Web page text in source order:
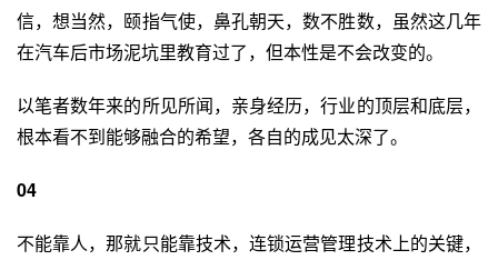
信，想当然，颐指气使，鼻孔朝天，数不胜数，虽然这几年
在汽车后市场泥坑里教育过了，但本性是不会改变的。
以笔者数年来的所见所闻，亲身经历，行业的顶层和底层，
根本看不到能够融合的希望，各自的成见太深了。
04
不能靠人，那就只能靠技术，连锁运营管理技术上的关键，